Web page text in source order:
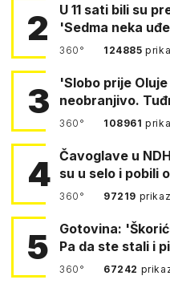
2
U 11 sati bili su pred Kninom. Gotovina:
'Sedma neka
360° 124885
3
'Slobo prije
neobranjivo.
360° 108961
4 Čavoglave u
su u selo i pobili
360° 97219
5
Gotovina:
Pa da ste stali i
360° 67242